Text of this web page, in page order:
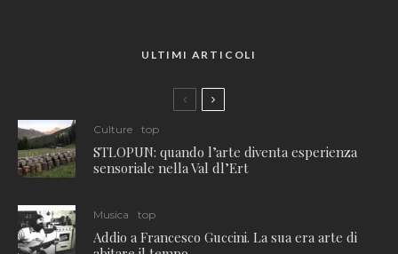
ULTIMI ARTICOLI
Culture top
STLOPUN: quando l’arte diventa esperienza
sensoriale nella Val dl’Ert
Musica top
Addio a Francesco Guccini. La sua era arte di